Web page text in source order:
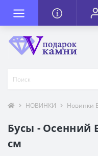
НОВИНКИ Новинки
Бусы - Осенний
см